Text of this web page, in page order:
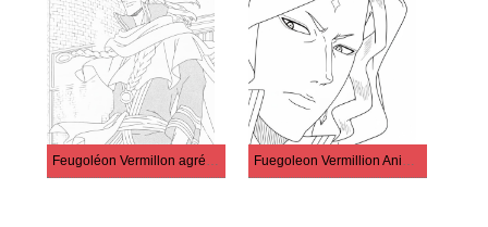
Feugoléon Vermillon agréable Fuegoleon Vermillion Anime Black Clover